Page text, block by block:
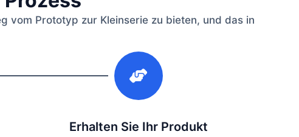
vom Prototyp zur Kleinserie zu bieten, und das in
Erhalten Sie Ihr Produkt